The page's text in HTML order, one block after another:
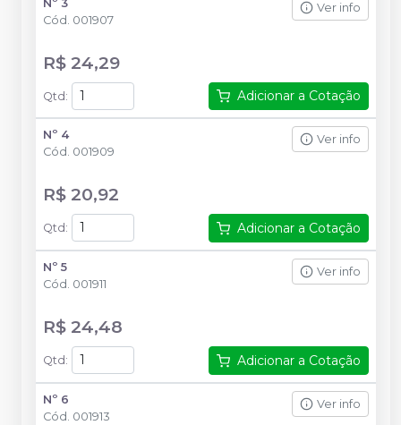
Nº 3
Cód. 001907
Ver info
R$ 24,29
Qtd: Adicionar a Cotação
Nº 4
Cód. 001909
Ver info
R$ 20,92
Qtd : Adicionar a Cotação
Nº 5
Cód. 001911
Ver info
R$ 24,48
Qtd : Adicionar a Cotação
Nº 6
Cód. 001913
Ver info